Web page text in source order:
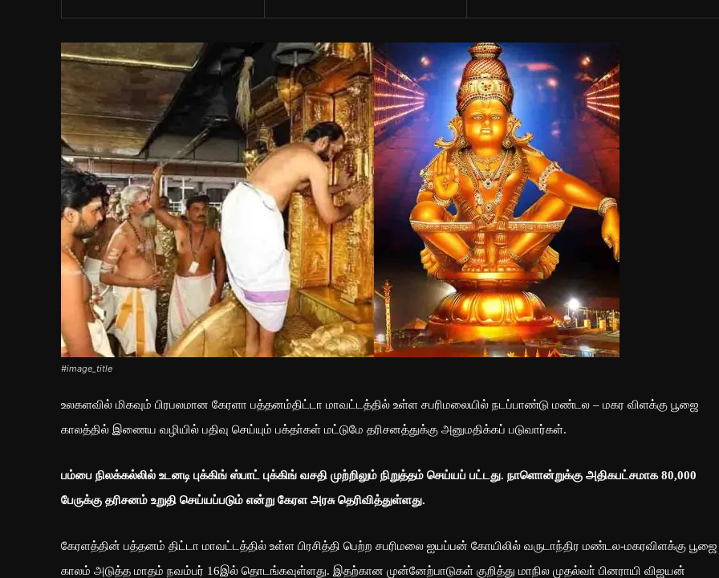
#image_title
உலகளவில் மிகவும் பிரபலமான கேரளா பத்தனம்திட்டா மாவட்டத்தில் உள்ள சபரிமலையில் நடப்பாண்டு மண்டல – மகர விளக்கு பூஜை
காலத்தில் இணைய வழியில் பதிவு செய்யும் பக்தா்கள் மட்டுமே தரிசனத்துக்கு அனுமதிக்கப் படுவார்கள்.
பம்பை நிலக்கல்லில் உடனடி புக்கிங் ஸ்பாட் புக்கிங் வசதி முற்றிலும் நிறுத்தம் செய்யப் பட்டது. நாளொன்றுக்கு அதிகபட்சமாக 80,000
பேருக்கு தரிசனம் உறுதி செய்யப்படும் என்று கேரள அரசு தெரிவித்துள்ளது.
கேரளத்தின் பத்தனம் திட்டா மாவட்டத்தில் உள்ள பிரசித்தி பெற்ற சபரிமலை ஐயப்பன் கோயிலில் வருடாந்திர மண்டல-மகரவிளக்கு பூஜை
காலம் அடுத்த மாதம் நவம்பர் 16இல் தொடங்கவுள்ளது. இதற்கான முன்னேற்பாடுகள் குறித்து மாநில முதல்வா் பினராயி விஜயன்